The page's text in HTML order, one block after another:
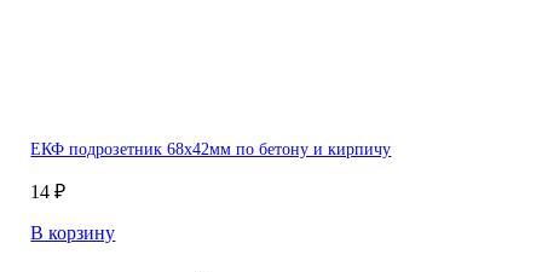
ЕКФ подрозетник 68х42мм по бетону и кирпичу
14 ₽
В корзину